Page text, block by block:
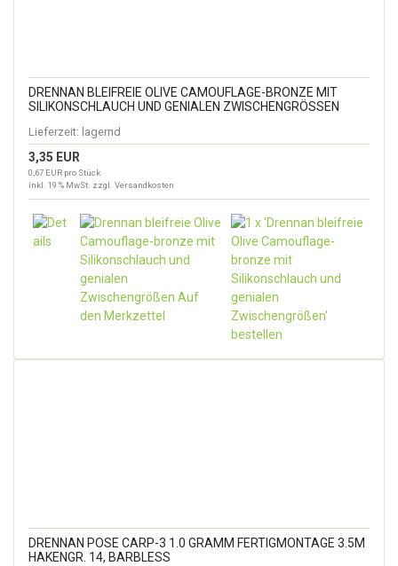
DRENNAN BLEIFREIE OLIVE CAMOUFLAGE-BRONZE MIT
SILIKONSCHLAUCH UND GENIALEN ZWISCHENGRÖSSEN
Lieferzeit: lagernd
3,35 EUR
0,67 EUR pro Stück
inkl. 19 % MwSt. zzgl. Versandkosten
DRENNAN POSE CARP-3 1.0 GRAMM FERTIGMONTAGE 3.5M
HAKENGR. 14, BARBLESS